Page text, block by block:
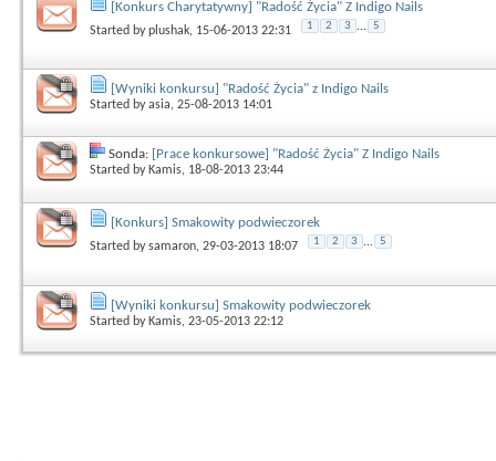
[Konkurs Charytatywny] "Radość Życia" Z Indigo Nails
Started byplushak, 15-06-2013 22:31 1 2 3 ... 5
[Wyniki konkursu] "Radość Życia" z Indigo Nails
Started byasia, 25-08-2013 14:01
Sonda: [Prace konkursowe] "Radość Życia" Z Indigo Nails
Started by Kamis, 18-08-2013 23:44
[Konkurs] Smakowity podwieczorek
Started bysamaron, 29-03-2013 18:07 1 2 3 ... 5
[Wyniki konkursu] Smakowity podwieczorek
Started by Kamis, 23-05-2013 22:12